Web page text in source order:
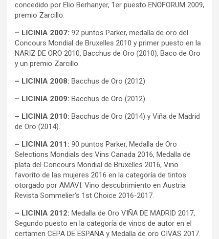
concedido por Elio Berhanyer, 1er puesto ENOFORUM 2009,
premio Zarcillo.
– LICINIA 2007: 92 puntos Parker, medalla de oro del
Concours Mondial de Bruxelles 2010 y primer puesto en la
NARIZ DE ORO 2010, Bacchus de Oro (2010), Baco de Oro
y un premio Zarcillo.
– LICINIA 2008: Bacchus de Oro (2012)
– LICINIA 2009: Bacchus de Oro (2012)
– LICINIA 2010: Bacchus de Oro (2014) y Viña de Madrid
de Oro (2014).
– LICINIA 2011: 90 puntos Parker, Medalla de Oro
Selections Mondials des Vins Canada 2016, Medalla de
plata del Concours Mondial de Bruxelles 2016, Vino
favorito de las mujeres 2016 en la categoría de tintos
otorgado por AMAVI. Vino descubrimiento en Austria
Revista Sommelier’s 1st Choice 2016-2017.
– LICINIA 2012: Medalla de Oro VIÑA DE MADRID 2017,
Segundo puesto en la categoría de vinos de autor en el
certamen CEPA DE ESPAÑA y Medalla de oro CIVAS 2017.